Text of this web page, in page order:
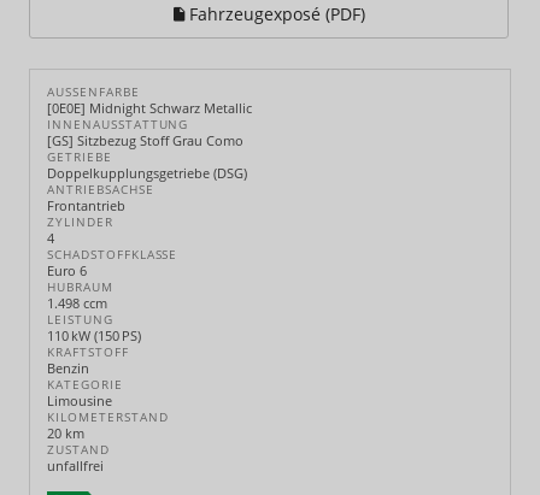
Fahrzeugexposé (PDF)
AUSSENFARBE
[0E0E] Midnight Schwarz Metallic
INNENAUSSTATTUNG
[GS] Sitzbezug Stoff Grau Como
GETRIEBE
Doppelkupplungsgetriebe (DSG)
ANTRIEBSACHSE
Frontantrieb
ZYLINDER
4
SCHADSTOFFKLASSE
Euro 6
HUBRAUM
1.498 ccm
LEISTUNG
110 kW (150 PS)
KRAFTSTOFF
Benzin
KATEGORIE
Limousine
KILOMETERSTAND
20 km
ZUSTAND
unfallfrei